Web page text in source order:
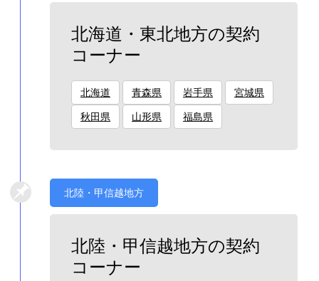
北海道・東北地方の契約
コーナー
北海道 青森県 岩手県 宮城県
秋田県 山形県 福島県
北陸・甲信越地方
北陸・甲信越地方の契約
コーナー